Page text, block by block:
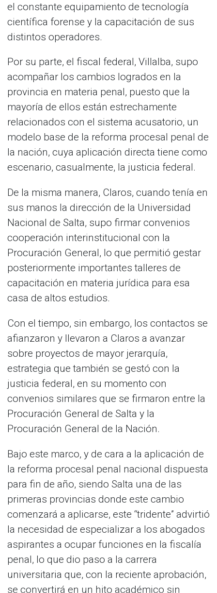
el constante equipamiento de tecnología
científica forense y la capacitación de sus
distintos operadores.
Por su parte, el fiscal federal, Villalba, supo
acompañar los cambios logrados en la
provincia en materia penal, puesto que la
mayoría de ellos están estrechamente
relacionados con el sistema acusatorio, un
modelo base de la reforma procesal penal de
la nación, cuya aplicación directa tiene como
escenario, casualmente, la justicia federal.
De la misma manera, Claros, cuando tenía en
sus manos la dirección de la Universidad
Nacional de Salta, supo firmar convenios
cooperación interinstitucional con la
Procuración General, lo que permitió gestar
posteriormente importantes talleres de
capacitación en materia jurídica para esa
casa de altos estudios.
Con el tiempo, sin embargo, los contactos se
afianzaron y llevaron a Claros a avanzar
sobre proyectos de mayor jerarquía,
estrategia que también se gestó con la
justicia federal, en su momento con
convenios similares que se firmaron entre la
Procuración General de Salta y la
Procuración General de la Nación.
Bajo este marco, y de cara a la aplicación de
la reforma procesal penal nacional dispuesta
para fin de año, siendo Salta una de las
primeras provincias donde este cambio
comenzará a aplicarse, este “tridente” advirtió
la necesidad de especializar a los abogados
aspirantes a ocupar funciones en la fiscalía
penal, lo que dio paso a la carrera
universitaria que, con la reciente aprobación,
se convertirá en un hito académico sin